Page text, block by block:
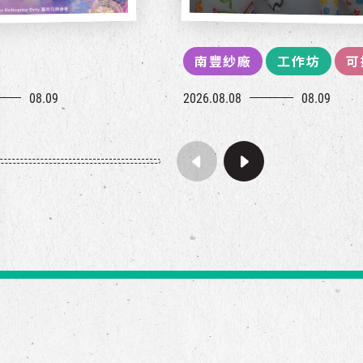
08.09
南豐紗廠 工作坊
2026.08.08 08.09